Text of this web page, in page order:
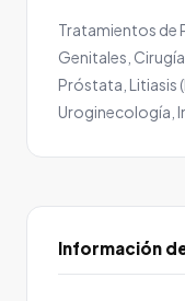
Tratamientos de
Genitales,
Próstata, Litiasis
Uroginecología,
Información